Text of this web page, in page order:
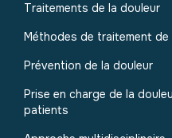
Traitements de la douleur
Méthodes de traitement de
Prévention de la douleur
Prise en charge de la
patients